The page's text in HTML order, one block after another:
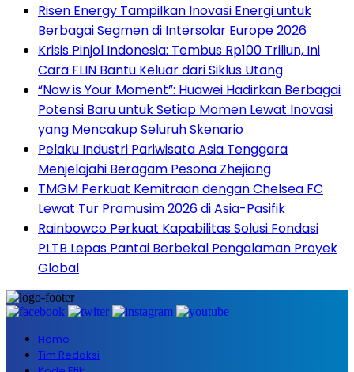
Risen Energy Tampilkan Inovasi Energi untuk
Berbagai Segmen di Intersolar Europe 2026
Krisis Pinjol Indonesia: Tembus Rp100 Triliun, Ini
Cara FLIN Bantu Keluar dari Siklus Utang
“Now is Your Moment”: Huawei Hadirkan Berbagai
Potensi Baru untuk Setiap Momen Lewat Inovasi
yang Mencakup Seluruh Skenario
Pelaku Industri Pariwisata Asia Tenggara
Menjelajahi Beragam Pesona Zhejiang
TMGM Perkuat Kemitraan dengan Chelsea FC
Lewat Tur Pramusim 2026 di Asia-Pasifik
Rainbowco Perkuat Kapabilitas Solusi Fondasi
PLTB Lepas Pantai Berbekal Pengalaman Proyek
Global
Home
Tim Redaksi